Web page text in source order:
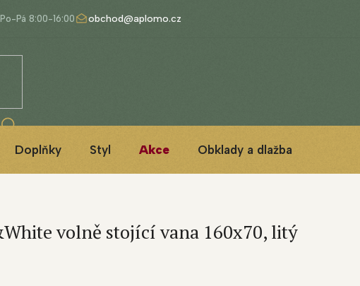
obchod@aplomo.cz
Doplňky Styl Akce Obklady a dlažba
volně stojící vana 160x70, litý